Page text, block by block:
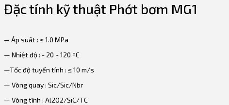
Đặc tính kỹ thuật Phớt bơm MG1
— Áp suất : ≤ 1.0 MPa
— Nhiệt độ : - 20 ~ 120 ºC
—Tốc độ tuyến tính : ≤ 10 m/s
— Vòng quay : Sic/Sic/Nbr
— Vòng tĩnh : Al2O2/SiC/TC